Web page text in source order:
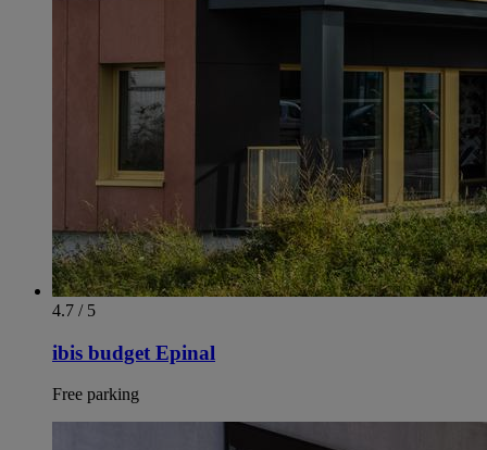
4.7 / 5
ibis budget Epinal
Free parking